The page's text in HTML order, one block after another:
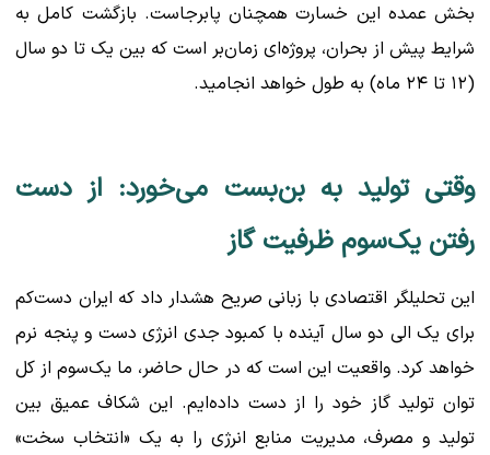
بخش عمده این خسارت همچنان پابرجاست. بازگشت کامل به
شرایط پیش از بحران، پروژه‌ای زمان‌بر است که بین یک تا دو سال
(۱۲ تا ۲۴ ماه) به طول خواهد انجامید.
وقتی تولید به بن‌بست می‌خورد: از دست
رفتن یک‌سوم ظرفیت گاز
این تحلیلگر اقتصادی با زبانی صریح هشدار داد که ایران دست‌کم
برای یک الی دو سال آینده با کمبود جدی انرژی دست و پنجه نرم
خواهد کرد. واقعیت این است که در حال حاضر، ما یک‌سوم از کل
توان تولید گاز خود را از دست داده‌ایم. این شکاف عمیق بین
تولید و مصرف، مدیریت منابع انرژی را به یک «انتخاب سخت»